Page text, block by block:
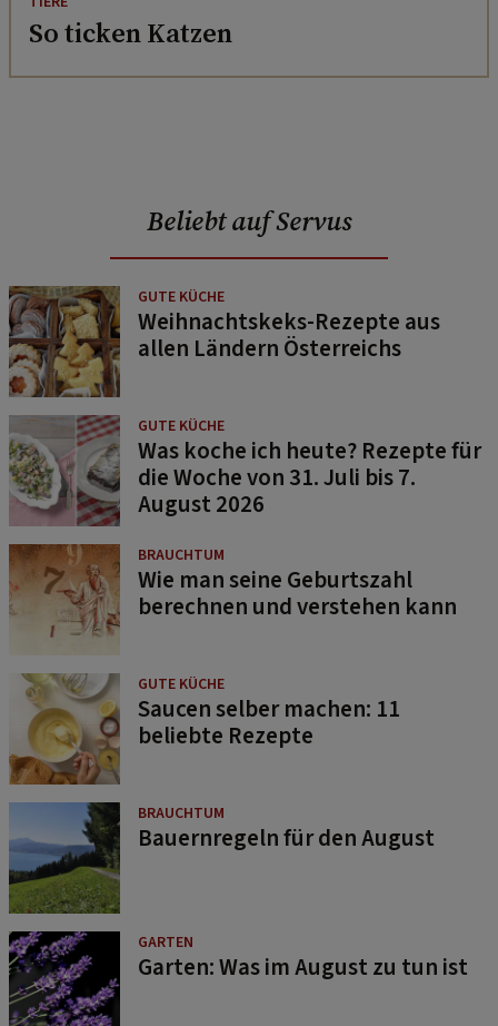
So ticken Katzen
Beliebt auf Servus
GUTE KÜCHE
Weihnachtskeks-Rezepte aus
allen Ländern Österreichs
GUTE KÜCHE
Was koche ich heute? Rezepte für
die Woche von 31. Juli bis 7.
August 2026
BRAUCHTUM
Wie man seine Geburtszahl
berechnen und verstehen kann
GUTE KÜCHE
Saucen selber machen: 11
beliebte Rezepte
BRAUCHTUM
Bauernregeln für den August
GARTEN
Garten: Was im August zu tun ist